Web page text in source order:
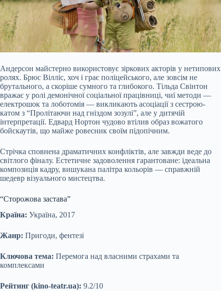
Андерсон майстерно використовує зіркових акторів у нетипових
ролях. Брюс Вілліс, хоч і грає поліцейського, але зовсім не
брутального, а скоріше сумного та глибокого. Тільда Свінтон
вражає у ролі демонічної соціальної працівниці, чиї методи —
електрошок та лоботомія — викликають асоціації з сестрою-
катом з “Пролітаючи над гніздом зозулі”, але у дитячій
інтерпретації. Едвард Нортон чудово втілив образ вожатого
бойскаутів, що майже ровесник своїм підопічним.
Стрічка сповнена драматичних конфліктів, але завжди веде до
світлого фіналу. Естетичне задоволення гарантоване: ідеальна
композиція кадру, вишукана палітра кольорів — справжній
шедевр візуального мистецтва.
“Сторожова застава”
Країна: Україна, 2017
Жанр: Пригоди, фентезі
Ключова тема: Перемога над власними страхами та
комплексами
Рейтинг (kino-teatr.ua): 9.2/10